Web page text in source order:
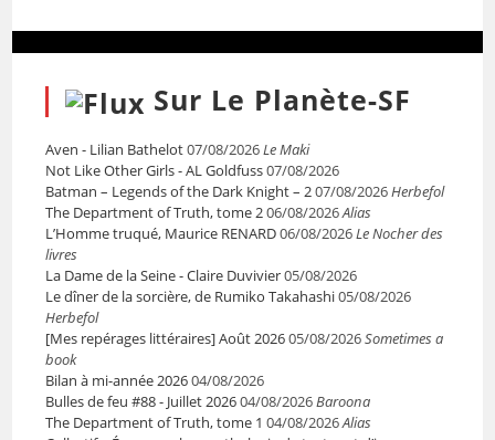
Sur Le Planète-SF
Aven - Lilian Bathelot07/08/2026Le Maki
Not Like Other Girls - AL Goldfuss07/08/2026
Batman – Legends of the Dark Knight – 207/08/2026Herbefol
The Department of Truth, tome 206/08/2026Alias
L’Homme truqué, Maurice RENARD06/08/2026Le Nocher des
livres
La Dame de la Seine - Claire Duvivier05/08/2026
Le dîner de la sorcière, de Rumiko Takahashi05/08/2026
Herbefol
[Mes repérages littéraires] Août 202605/08/2026Sometimes a
book
Bilan à mi-année 202604/08/2026
Bulles de feu #88 - Juillet 202604/08/2026Baroona
The Department of Truth, tome 1 04/08/2026Alias